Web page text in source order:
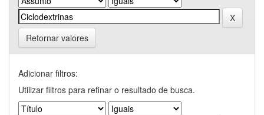
Retornar valores
Adicionar filtros:
Utilizar filtros para refinar o resultado de busca.